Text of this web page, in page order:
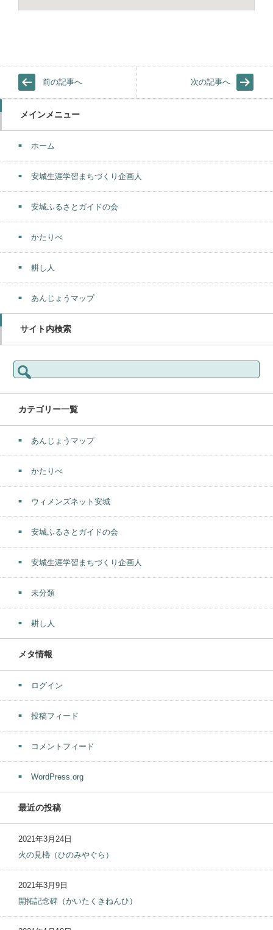
前の記事へ 次の記事へ
メインメニュー
ホーム
安城生涯学習まちづくり企画人
安城ふるさとガイドの会
かたりべ
耕し人
あんじょうマップ
サイト内検索
検
索:
カテゴリー一覧
あんじょうマップ
かたりべ
ウィメンズネット安城
安城ふるさとガイドの会
安城生涯学習まちづくり企画人
未分類
耕し人
メタ情報
ログイン
投稿フィード
コメントフィード
WordPress.org
最近の投稿
2021年3月24日
火の見櫓（ひのみやぐら）
2021年3月9日
開拓記念碑（かいたくきねんひ）